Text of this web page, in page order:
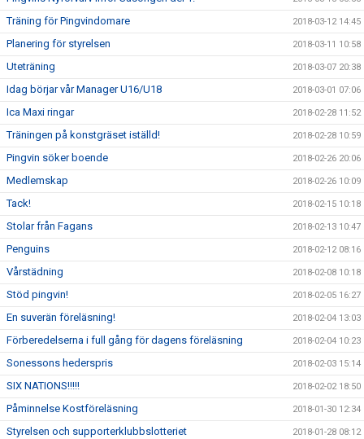
Träning för Pingvindomare 2018-03-12 14:45
Planering för styrelsen 2018-03-11 10:58
Uteträning 2018-03-07 20:38
Idag börjar vår Manager U16/U18 2018-03-01 07:06
Ica Maxi ringar 2018-02-28 11:52
Träningen på konstgräset iställd! 2018-02-28 10:59
Pingvin söker boende 2018-02-26 20:06
Medlemskap 2018-02-26 10:09
Tack! 2018-02-15 10:18
Stolar från Fagans 2018-02-13 10:47
Penguins 2018-02-12 08:16
Vårstädning 2018-02-08 10:18
Stöd pingvin! 2018-02-05 16:27
En suverän föreläsning! 2018-02-04 13:03
Förberedelserna i full gång för dagens föreläsning 2018-02-04 10:23
Sonessons hederspris 2018-02-03 15:14
SIX NATIONS!!!!! 2018-02-02 18:50
Påminnelse Kostföreläsning 2018-01-30 12:34
Styrelsen och supporterklubbslotteriet 2018-01-28 08:12